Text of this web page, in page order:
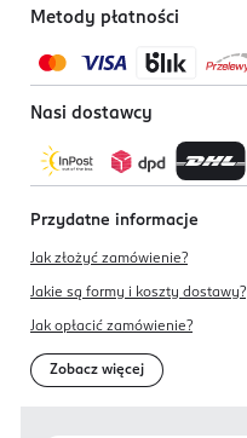
Metody płatności
Nasi dostawcy
Przydatne informacje
Jak złożyć zamówienie?
Jakie są formy i koszty dostawy?
Jak opłacić zamówienie?
Zobacz więcej